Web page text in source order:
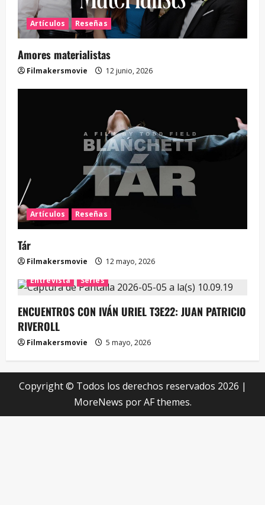
Artículos Reseñas
Amores materialistas
Filmakersmovie 12 junio, 2026
Artículos Reseñas
Tár
Filmakersmovie
12 mayo, 2026
Entrevista
Series
ENCUENTROS CON IVÁN URIEL T3E22: JUAN PATRICIO
RIVEROLL
Filmakersmovie 5 mayo, 2026
Copyright © Todos los derechos reservados 2026 |
MoreNews por AF themes.